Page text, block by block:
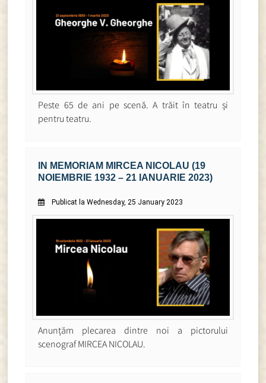
Peste 65 de ani pe scenă. A trăit în teatru și
pentru teatru.
IN MEMORIAM MIRCEA NICOLAU (19
NOIEMBRIE 1932 – 21 IANUARIE 2023)
Publicat la Wednesday, 25 January 2023
Anunțăm plecarea dintre noi a pictorului
scenograf MIRCEA NICOLAU.